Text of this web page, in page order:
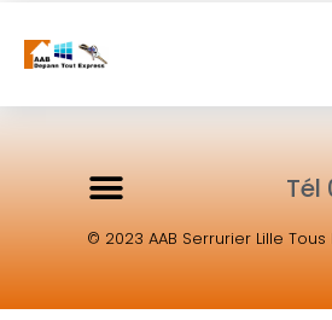
Tél
© 2023 AAB Serrurier Lille